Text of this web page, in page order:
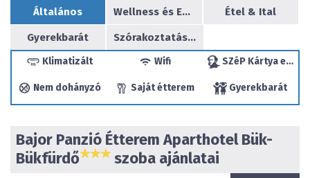
Az éppen erre járó, kiránduló kedves vendégeket is várjuk
sok szeretettel, akciós árainkkal, kiváló éttermünkben a
élőzenével!
Nálunk el lehet "bújni" a világ elől! Ha nagy szállodára
vágyik, kérjük, ne minket válasszon!
Általános Wellness és Egészség Étel & Ital
Gyerekbarát Szórakoztatás/sport
Klimatizált Wifi SZéP Kártya elfogadóhely
Nem dohányzó Saját étterem Gyerekbarát
Bajor Panzió Étterem Aparthotel Bük-
Bükfürdő
szoba ajánlatai